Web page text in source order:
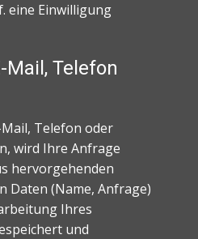
eine Einwilligung
Telefon
Telefon oder
wird Ihre Anfrage
hervorgehenden
Daten (Name, Anfrage)
Ihres
und